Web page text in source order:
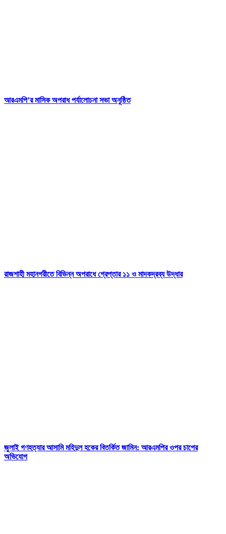
আরএমপি’র মাসিক অপরাধ পর্যালোচনা সভা অনুষ্ঠিত
রাজশাহী মহানগরীতে বিভিন্ন অপরাধে গ্রেপ্তার ১১ ও মাদকদ্রব্য উদ্ধার
জুলাই গণহত্যার আসামি মহিদুল হকের বিতর্কিত জামিন: আরএমপির ওপর চাপের
অভিযোগ